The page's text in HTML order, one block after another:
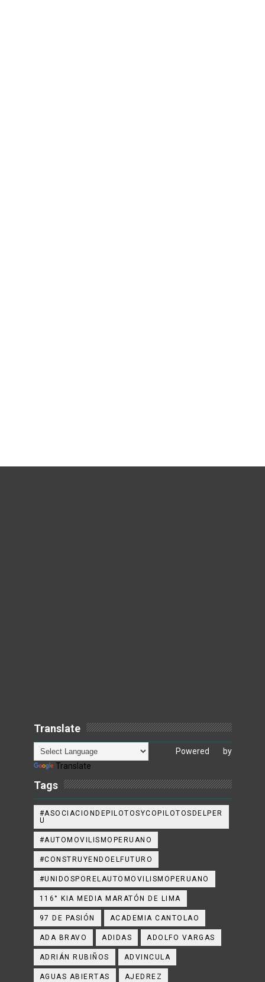
Translate
Powered by
Translate
Tags
#ASOCIACIONDEPILOTOSYCOPILOTOSDELPER
U
#AUTOMOVILISMOPERUANO
#CONSTRUYENDOELFUTURO
#UNIDOSPORELAUTOMOVILISMOPERUANO
116° KIA MEDIA MARATÓN DE LIMA
97 DE PASIÓN ACADEMIA CANTOLAO
ADA BRAVO ADIDAS ADOLFO VARGAS
ADRIÁN RUBIÑOS ADVINCULA
AGUAS ABIERTAS AJEDREZ